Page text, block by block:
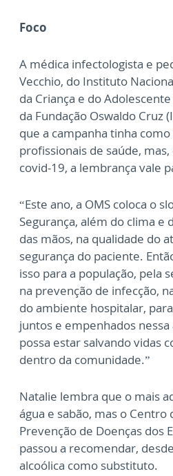
Foco
A médica infectologista e
Vecchio, do Instituto
da Criança e do
da Fundação Oswaldo Cruz
que a campanha tinha
profissionais de saúde,
covid-19, a lembrança vale
“Este ano, a OMS coloca o
Segurança, além do clima e
das mãos, na qualidade do
segurança do paciente.
isso para a população, pela
na prevenção de infecção,
do ambiente hospitalar,
juntos e empenhados nessa
possa estar salvando vidas
dentro da comunidade.”
Natalie lembra que o mais
água e sabão, mas o Centro
Prevenção de Doenças dos
passou a recomendar,
alcoólica como substituto.